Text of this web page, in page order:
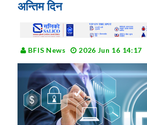
अन्तिम दिन
BFIS News 2026 Jun 16 14:17